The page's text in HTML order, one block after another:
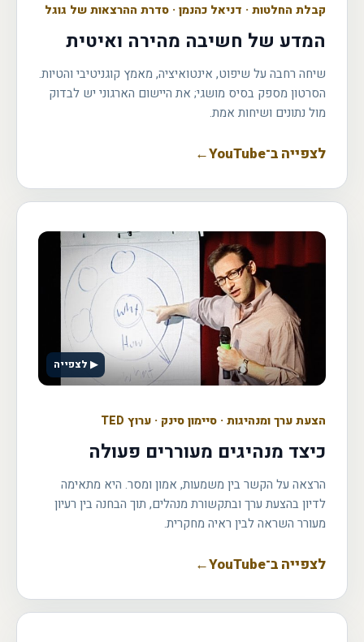
קבלת החלטות· דניאל כהנמן · סדרת ההרצאות של גוגל
המדע של חשיבה מהירה ואיטית
שיחה רחבה על שיפוט, אינטואיציה, מאמץ קוגניטיבי והטיות.
הסרטון מספק בסיס מושגי; את היישום הארגוני יש לבדוק
מול נתונים ושיחות אמת.
לצפייה ב־YouTube ←
▶ לצפייה
הצעת ערך ומנהיגות· סיימון סינק · ערוץ TED
כיצד מנהיגים מעוררים פעולה
הרצאה על הקשר בין משמעות, אמון ומסר. היא מתאימה
לדיון בהצעת ערך ובתקשורת מנהלים, תוך הבחנה בין רעיון
מעורר השראה לבין ראיה מחקרית.
לצפייה ב־YouTube ←